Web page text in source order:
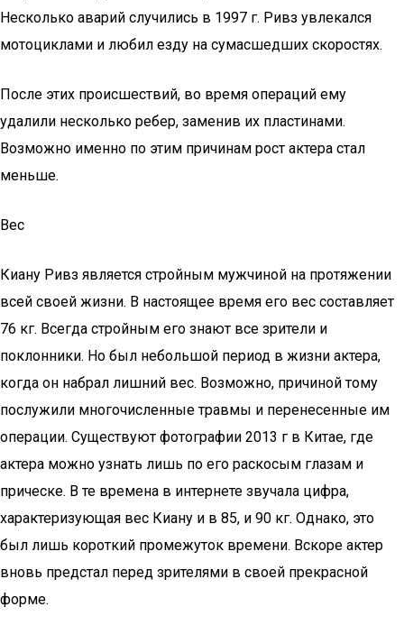
Несколько аварий случились в 1997 г. Ривз увлекался
мотоциклами и любил езду на сумасшедших скоростях.
После этих происшествий, во время операций ему
удалили несколько ребер, заменив их пластинами.
Возможно именно по этим причинам рост актера стал
меньше.
Вес
Киану Ривз является стройным мужчиной на протяжении
всей своей жизни. В настоящее время его вес составляет
76 кг. Всегда стройным его знают все зрители и
поклонники. Но был небольшой период в жизни актера,
когда он набрал лишний вес. Возможно, причиной тому
послужили многочисленные травмы и перенесенные им
операции. Существуют фотографии 2013 г в Китае, где
актера можно узнать лишь по его раскосым глазам и
прическе. В те времена в интернете звучала цифра,
характеризующая вес Киану и в 85, и 90 кг. Однако, это
был лишь короткий промежуток времени. Вскоре актер
вновь предстал перед зрителями в своей прекрасной
форме.